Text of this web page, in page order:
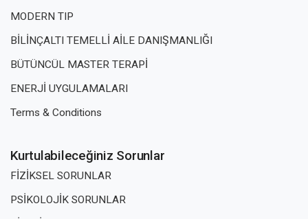
MODERN TIP
BİLİNÇALTI TEMELLİ AİLE DANIŞMANLIĞI
BÜTÜNCÜL MASTER TERAPİ
ENERJİ UYGULAMALARI
Terms & Conditions
Kurtulabileceğiniz Sorunlar
FİZİKSEL SORUNLAR
PSİKOLOJİK SORUNLAR